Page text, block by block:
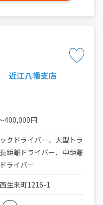
近江八幡支店
400,000円
クドライバー、大型トラ
距離ドライバー、中距離
ライバー
生来町1216-1